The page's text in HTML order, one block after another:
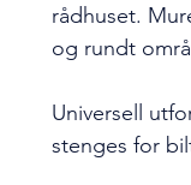
rådhuset.
og rundt
Universell
stenges for